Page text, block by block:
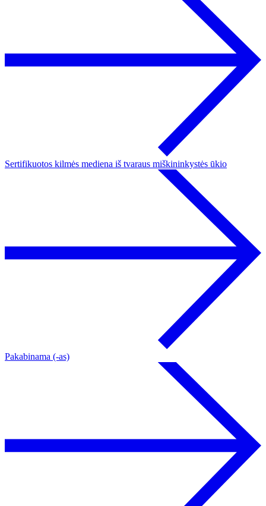
Sertifikuotos kilmės mediena iš tvaraus miškininkystės ūkio
Pakabinama (-as)